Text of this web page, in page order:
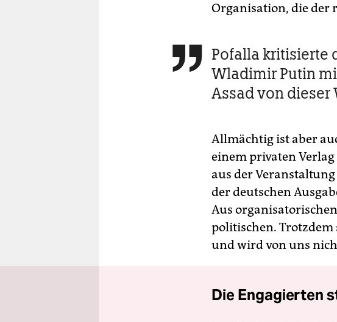
Organisation, die der
 Pofalla kritisierte
Wladimir Putin
Assad von dieser
Allmächtig ist aber
einem privaten Verlag
aus der
der deutschen
Aus
politischen. Trotzdem
und wird von uns
Die Engagierten